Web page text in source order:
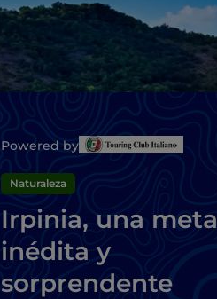
Powered by
Naturaleza
Irpinia, una meta
inédita y
sorprendente